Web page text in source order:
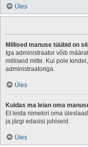
Üles
Millised manuse tüübid on
Iga administraator võib
milliseid mitte. Kui pole
administraatoriga.
Üles
Kuidas ma leian oma
Et leida nimekiri oma
ja järgi edasisi juhiseid.
Üles